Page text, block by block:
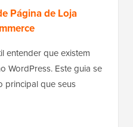
Página de Loja
entender que existem
WordPress. Este guia se
principal que seus